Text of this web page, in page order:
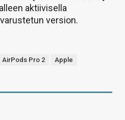
aktiivisella
version.
AirPods Pro 2
Apple